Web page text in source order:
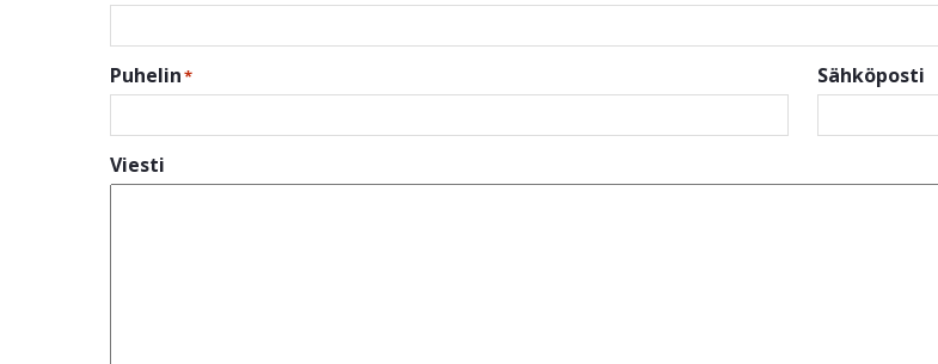
Puhelin* Sähköposti
Viesti